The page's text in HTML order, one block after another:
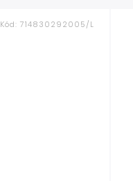
Kód:714830292005/L